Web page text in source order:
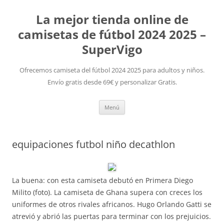
La mejor tienda online de
camisetas de fútbol 2024 2025 –
SuperVigo
Ofrecemos camiseta del fútbol 2024 2025 para adultos y niños.
Envío gratis desde 69€ y personalizar Gratis.
Menú
equipaciones futbol niño decathlon
La buena: con esta camiseta debutó en Primera Diego
Milito (foto). La camiseta de Ghana supera con creces los
uniformes de otros rivales africanos. Hugo Orlando Gatti se
atrevió y abrió las puertas para terminar con los prejuicios.